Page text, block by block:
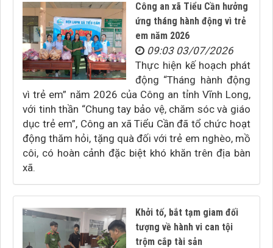
Công an xã Tiểu Cần hưởng
ứng tháng hành động vì trẻ
em năm 2026
09:03 03/07/2026
Thực hiện kế hoạch phát
động “Tháng hành động
vì trẻ em” năm 2026 của Công an tỉnh Vĩnh Long,
với tinh thần “Chung tay bảo vệ, chăm sóc và giáo
dục trẻ em”, Công an xã Tiểu Cần đã tổ chức hoạt
động thăm hỏi, tặng quà đối với trẻ em nghèo, mồ
côi, có hoàn cảnh đặc biệt khó khăn trên địa bàn
xã.
Khởi tố, bắt tạm giam đối
tượng về hành vi can tội
trộm cắp tài sản